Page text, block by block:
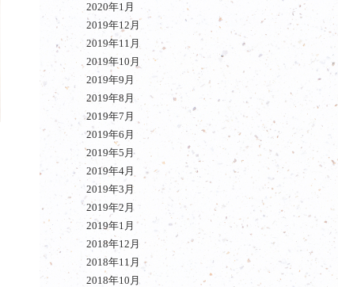
2020年1月
2019年12月
2019年11月
2019年10月
2019年9月
2019年8月
2019年7月
2019年6月
2019年5月
2019年4月
2019年3月
2019年2月
2019年1月
2018年12月
2018年11月
2018年10月